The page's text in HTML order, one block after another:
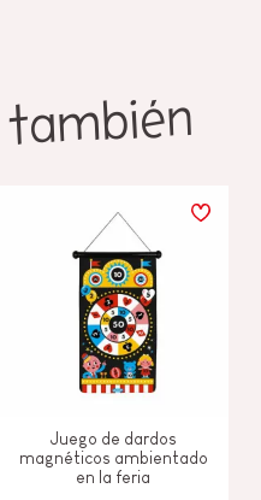
Juego de dardos
magnéticos ambientado
en la feria